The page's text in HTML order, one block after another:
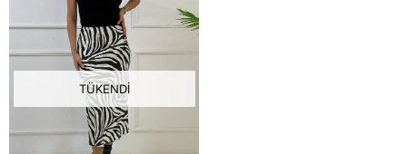
TÜKENDI